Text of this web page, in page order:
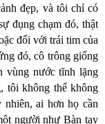
đẹp, và tôi chỉ có
đụng chạm đó, thật
đối với trái tim của
đó, cô trông giống
vùng nước tĩnh lặng
tôi không thể không
ai hơn họ cần
người như Bàn tay